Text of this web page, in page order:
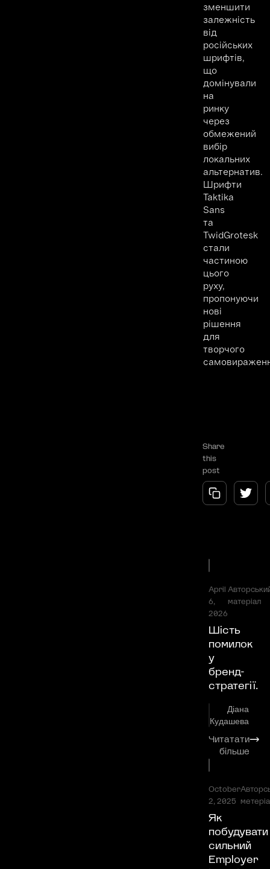
зменшити
залежність
від
російських
шрифтів,
що
домінували
на
ринку
через
обмежений
вибір
локальних
альтернатив.
Шрифти
Taktika
Sans
та
TwidGrotesk
стали
частиною
цього
руху,
пропонуючи
нові
рішення
для
творчого
Share
this
post
April
6,
2026
матеріал
Шість
помилок
у
бренд-
стратегії.
Діана
Кудашева
Читатати
більше
⟶
October
2, 2025
Як
побудувати
сильний
Employer